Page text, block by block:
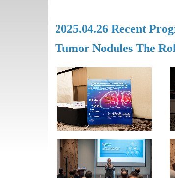
2025.04.26 Recent
Tumor Nodules The